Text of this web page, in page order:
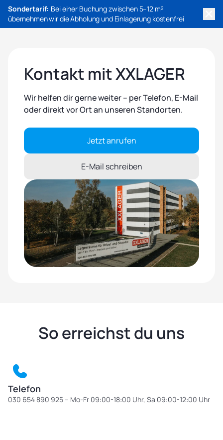
Sondertarif: Bei einer Buchung zwischen 5–12 m²
übernehmen wir die Abholung und Einlagerung kostenfrei
Kontakt mit XXLAGER
Wir helfen dir gerne weiter – per Telefon, E-Mail
oder direkt vor Ort an unseren Standorten.
Jetzt anrufen
E-Mail schreiben
So erreichst du uns
Telefon
030 654 890 925 – Mo-Fr 09:00-18:00 Uhr, Sa 09:00-12:00 Uhr